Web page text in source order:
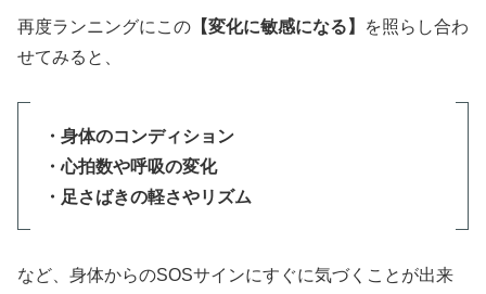
再度ランニングにこの 【変化に敏感になる】
を照らし合わ
せてみると、
・身体のコンディション
・心拍数や呼吸の変化
・足さばきの軽さやリズム
など、身体からのSOSサインにすぐに気づくことが出来